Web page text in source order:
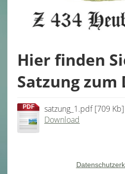
Vergangene
Downloads &
Links & Kooperation
Kontakt
Datenschutzerklärung
Hier finden
Satzung zum
PDF satzung_1.pdf [709 Kb]
Download